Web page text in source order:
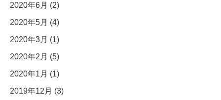
2020年6月 (2)
2020年5月 (4)
2020年3月 (1)
2020年2月 (5)
2020年1月 (1)
2019年12月 (3)